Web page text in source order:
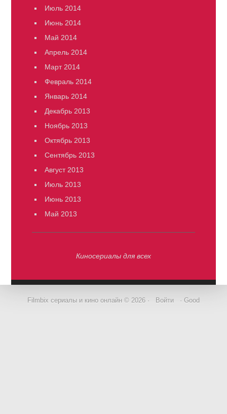
Июль 2014
Июнь 2014
Май 2014
Апрель 2014
Март 2014
Февраль 2014
Январь 2014
Декабрь 2013
Ноябрь 2013
Октябрь 2013
Сентябрь 2013
Август 2013
Июль 2013
Июнь 2013
Май 2013
Киносериалы для всех
Filmbix сериалы и кино онлайн © 2026 · Войти · Good